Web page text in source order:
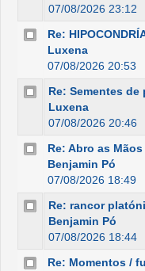
07/08/2026 23:12
Re:
Luxena
07/08/2026 20:53
Re: Sementes
Luxena
07/08/2026 20:46
Re: Abro as
Benjamin Pó
07/08/2026 18:49
Re: rancor
Benjamin Pó
07/08/2026 18:44
Re: Momentos /